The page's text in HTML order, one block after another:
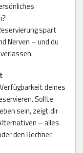
spart
Nerven – und du
deines
Sollte
sein, zeigt dir
– alles
den Rechner.